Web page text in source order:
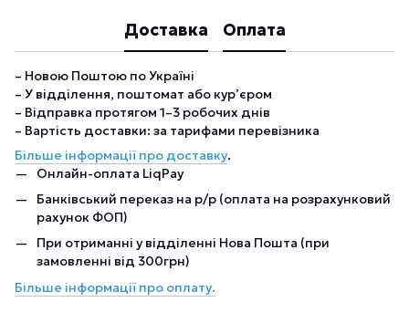
Доставка Оплата
– Новою Поштою по Україні
– У відділення, поштомат або кур’єром
– Відправка протягом 1–3 робочих днів
– Вартість доставки: за тарифами перевізника
Більше інформації про доставку.
Онлайн-оплата LiqPay
Банківський переказ на р/р (оплата на розрахунковий
рахунок ФОП)
При отриманні у відділенні Нова Пошта (при
замовленні від 300грн)
Більше інформації про оплату.